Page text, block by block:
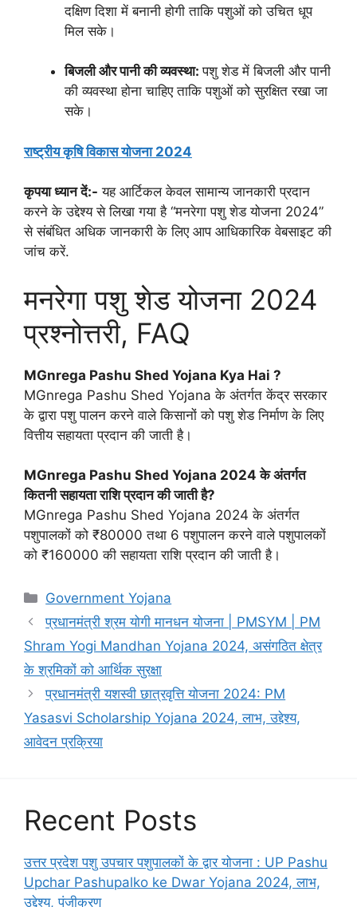
दक्षिण दिशा में बनानी होगी ताकि पशुओं को उचित धूप
मिल सके।
बिजली और पानी की व्यवस्था:पशु शेड में बिजली और पानी
की व्यवस्था होना चाहिए ताकि पशुओं को सुरक्षित रखा जा
सके।
राष्ट्रीय कृषि विकास योजना 2024
कृपया ध्यान दें:- यह आर्टिकल केवल सामान्य जानकारी प्रदान
करने के उद्देश्य से लिखा गया है “मनरेगा पशु शेड योजना 2024”
से संबंधित अधिक जानकारी के लिए आप आधिकारिक वेबसाइट की
जांच करें.
मनरेगा पशु शेड योजना 2024
प्रश्नोत्तरी, FAQ
MGnrega Pashu Shed Yojana Kya Hai ?
MGnrega Pashu Shed Yojana के अंतर्गत केंद्र सरकार
के द्वारा पशु पालन करने वाले किसानों को पशु शेड निर्माण के लिए
वित्तीय सहायता प्रदान की जाती है।
MGnrega Pashu Shed Yojana 2024 के अंतर्गत
कितनी सहायता राशि प्रदान की जाती है?
MGnrega Pashu Shed Yojana 2024 के अंतर्गत
पशुपालकों को ₹80000 तथा 6 पशुपालन करने वाले पशुपालकों
को ₹160000 की सहायता राशि प्रदान की जाती है।
Categories
Government Yojana
प्रधानमंत्री श्रम योगी मानधन योजना | PMSYM | PM
Shram Yogi Mandhan Yojana 2024, असंगठित क्षेत्र
के श्रमिकों को आर्थिक सुरक्षा
प्रधानमंत्री यशस्वी छात्रवृत्ति योजना 2024: PM
Yasasvi Scholarship Yojana 2024, लाभ, उद्देश्य,
आवेदन प्रक्रिया
Recent Posts
उत्तर प्रदेश पशु उपचार पशुपालकों के द्वार योजना : UP Pashu
Upchar Pashupalko ke Dwar Yojana 2024, लाभ,
उद्देश्य, पंजीकरण